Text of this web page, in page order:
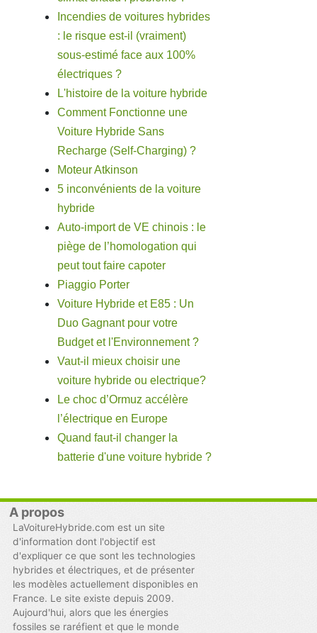
Incendies de voitures hybrides
: le risque est-il (vraiment)
sous-estimé face aux 100%
électriques ?
L'histoire de la voiture hybride
Comment Fonctionne une
Voiture Hybride Sans
Recharge (Self-Charging) ?
Moteur Atkinson
5 inconvénients de la voiture
hybride
Auto-import de VE chinois : le
piège de l’homologation qui
peut tout faire capoter
Piaggio Porter
Voiture Hybride et E85 : Un
Duo Gagnant pour votre
Budget et l'Environnement ?
Vaut-il mieux choisir une
voiture hybride ou electrique?
Le choc d’Ormuz accélère
l’électrique en Europe
Quand faut-il changer la
batterie d'une voiture hybride ?
A propos
LaVoitureHybride.com est un site
d'information dont l'objectif est
d'expliquer ce que sont les technologies
hybrides et électriques, et de présenter
les modèles actuellement disponibles en
France. Le site existe depuis 2009.
Aujourd'hui, alors que les énergies
fossiles se raréfient et que le monde